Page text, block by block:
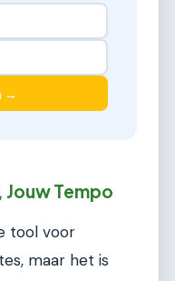
→
Jouw Tempo
tool voor
maar het is